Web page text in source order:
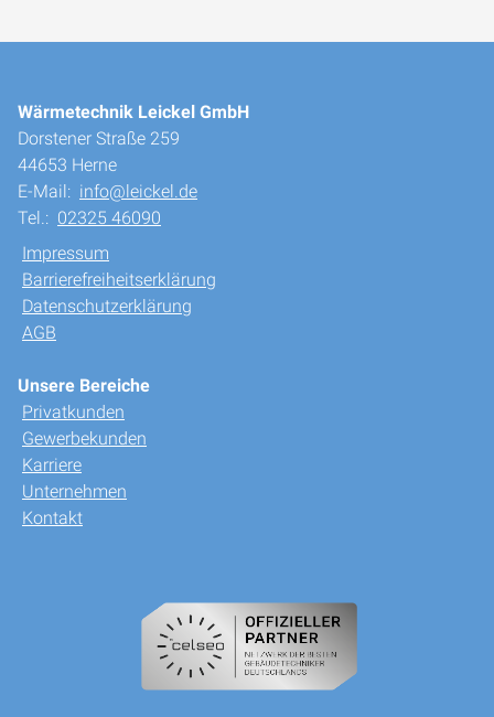
Wärmetechnik Leickel GmbH
Dorstener Straße 259
44653 Herne
E-Mail: info@leickel.de
Tel.: 02325 46090
Impressum
Barrierefreiheitserklärung
Datenschutzerklärung
AGB
Unsere Bereiche
Privatkunden
Gewerbekunden
Karriere
Unternehmen
Kontakt